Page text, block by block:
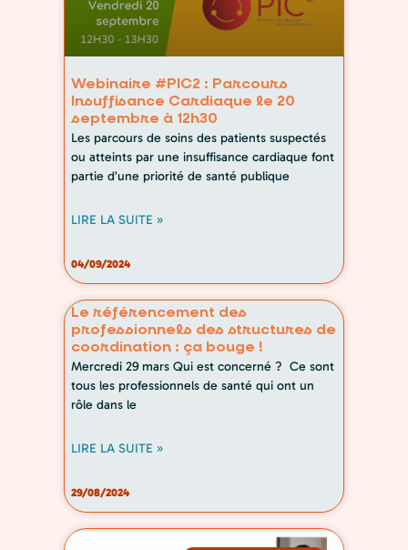
Webinaire #PIC2 : Parcours
Insuffisance Cardiaque le 20
septembre à 12h30
Les parcours de soins des patients suspectés
ou atteints par une insuffisance cardiaque font
partie d’une priorité de santé publique
LIRE LA SUITE »
04/09/2024
Le référencement des
professionnels des structures de
coordination : ça bouge !
Mercredi 29 mars Qui est concerné ? Ce sont
tous les professionnels de santé qui ont un
rôle dans le
LIRE LA SUITE »
29/08/2024